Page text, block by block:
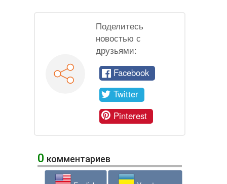
Поделитесь
новостью с
друзьями:
Facebook
Twitter
Pinterest
0 комментариев